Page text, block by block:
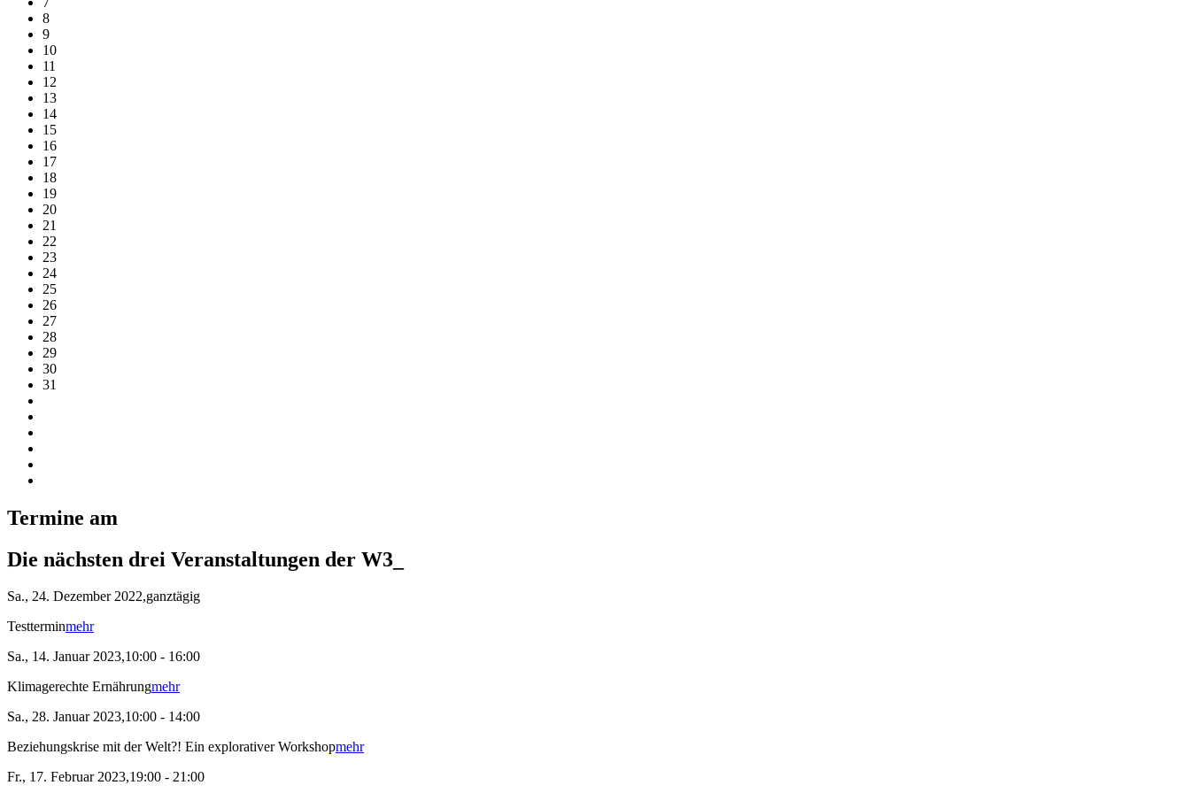
8
9
10
11
12
13
14
15
16
17
18
19
20
21
22
23
24
25
26
27
28
29
30
31
Termine am
Die nächsten drei Veranstaltungen der W3_
Sa., 24. Dezember 2022,ganztägig
Testterminmehr
Sa., 14. Januar 2023,10:00 - 16:00
Klimagerechte Ernährungmehr
Sa., 28. Januar 2023,10:00 - 14:00
Beziehungskrise mit der Welt?! Ein explorativer Workshopmehr
Fr., 17. Februar 2023,19:00 - 21:00